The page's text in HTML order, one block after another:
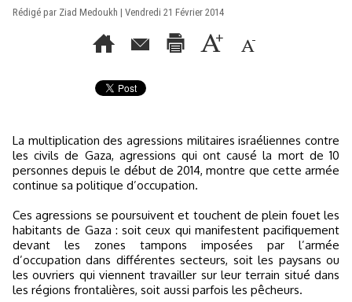
Rédigé par Ziad Medoukh | Vendredi 21 Février 2014
La multiplication des agressions militaires israéliennes contre
les civils de Gaza, agressions qui ont causé la mort de 10
personnes depuis le début de 2014, montre que cette armée
continue sa politique d’occupation.
Ces agressions se poursuivent et touchent de plein fouet les
habitants de Gaza : soit ceux qui manifestent pacifiquement
devant les zones tampons imposées par l’armée
d’occupation dans différentes secteurs, soit les paysans ou
les ouvriers qui viennent travailler sur leur terrain situé dans
les régions frontalières, soit aussi parfois les pêcheurs.